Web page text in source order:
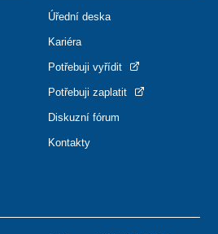
Úřední deska
Kariéra
Potřebuji vyřídit
Potřebuji zaplatit
Diskuzní fórum
Kontakty